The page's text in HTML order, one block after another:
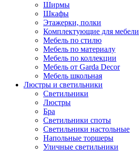
Ширмы
Шкафы
Этажерки, полки
Комплектующие для мебели
Мебель по стилю
Мебель по материалу
Мебель по коллекции
Мебель от Garda Decor
Мебель школьная
Люстры и светильники
Светильники
Люстры
Бра
Светильники споты
Светильники настольные
Напольные торшеры
Уличные светильники